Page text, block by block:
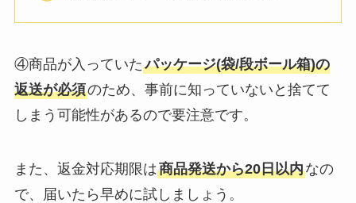
④商品が入っていたパッケージ(袋/段ボール箱)の
返送が必須のため、事前に知っていないと捨てて
しまう可能性があるので要注意です。
また、返金対応期限は商品発送から20日以内なの
で、届いたら早めに試しましょう。